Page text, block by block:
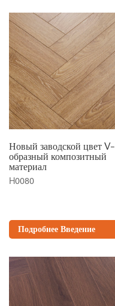
Новый заводской цвет V-
образный композитный
материал
H0080
Подробнее Введение